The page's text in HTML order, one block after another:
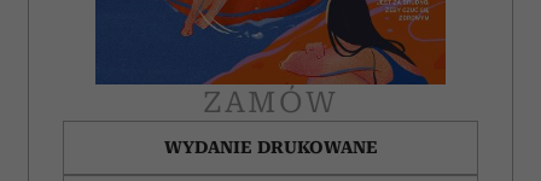
ZAMÓW
WYDANIE DRUKOWANE